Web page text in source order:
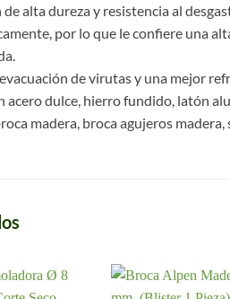
alta dureza y resistencia al
por lo que le confiere una
de virutas y una mejor
acero dulce, hierro fundido, latón
madera, broca agujeros